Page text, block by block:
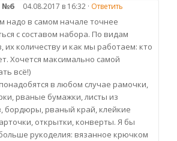
№6 04.08.2017 в 16:32 · Ответить
надо в самом начале точнее
с составом набора. По видам
их количеству и как мы работаем: кто
Хочется максимально самой
всё!)
в любом случае рамочки,
рваные бумажки, листы из
бордюры, рваный край, клейкие
открытки, конверты. Я бы
рукоделия: вязанное крючком